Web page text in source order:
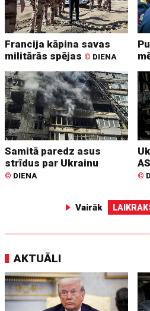
Francija kāpina savas
militārās spējas © DIENA
Samitā paredz asus
strīdus par Ukrainu
© DIENA ©
Vairāk
AKTUĀLI